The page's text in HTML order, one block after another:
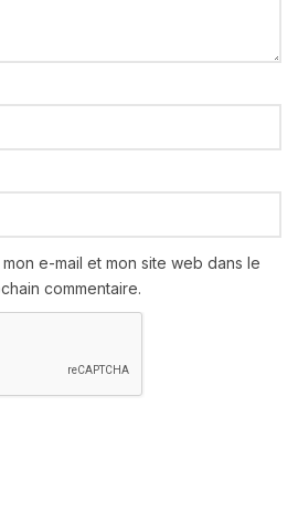
e-mail et mon site web dans le
commentaire.